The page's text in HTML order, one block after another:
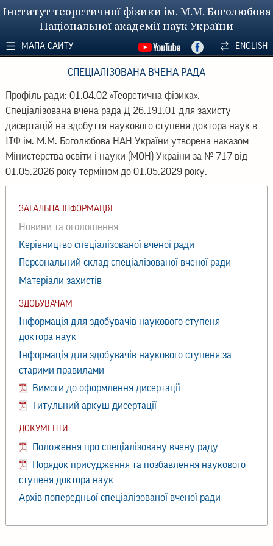
Інститут теоретичної фізики ім. М.М. Боголюбова
Національної академії наук України
МАПА САЙТУ ENGLISH
СПЕЦІАЛІЗОВАНА ВЧЕНА РАДА
Профіль ради: 01.04.02 «Теоретична фізика».
Спеціалізована вчена рада Д 26.191.01 для захисту
дисертацій на здобуття наукового ступеня доктора наук в
ІТФ ім. М.М. Боголюбова НАН України утворена наказом
Мінистерства освіти і науки (МОН) України за № 717 від
01.05.2026 року терміном до 01.05.2029 року.
ЗАГАЛЬНА ІНФОРМАЦІЯ
Новини та оголошення
Керівництво спеціалізованої вченої ради
Персональний склад спеціалізованої вченої ради
Матеріали захистів
ЗДОБУВАЧАМ
Інформація для здобувачів наукового ступеня
доктора наук
Інформація для здобувачів наукового ступеня за
старими правилами
Вимоги до оформлення дисертації
Титульний аркуш дисертації
ДОКУМЕНТИ
Положення про спеціалізовану вчену раду
Порядок присудження та позбавлення наукового
ступеня доктора наук
Архів попередньої спеціалізованої вченої ради